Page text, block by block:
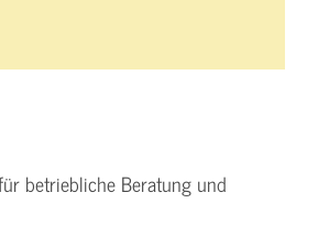
betriebliche Beratung und